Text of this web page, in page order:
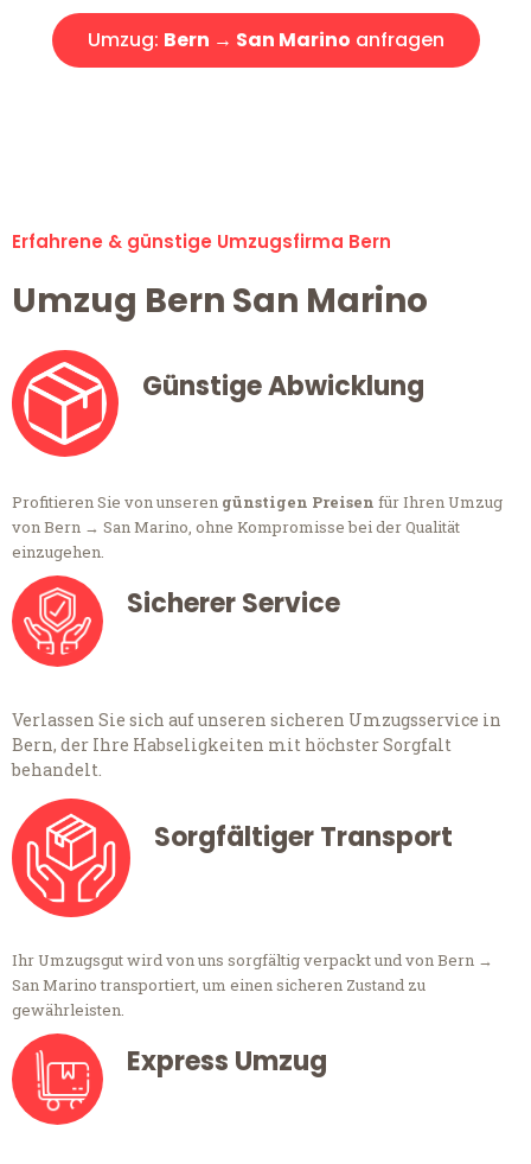
Umzug: Bern → San Marino anfragen
Erfahrene & günstige Umzugsfirma Bern
Umzug Bern San Marino
Günstige Abwicklung
Profitieren Sie von unseren günstigen Preisen für Ihren Umzug
von Bern → San Marino, ohne Kompromisse bei der Qualität
einzugehen.
Sicherer Service
Verlassen Sie sich auf unseren sicheren Umzugsservice in
Bern, der Ihre Habseligkeiten mit höchster Sorgfalt
behandelt.
Sorgfältiger Transport
Ihr Umzugsgut wird von uns sorgfältig verpackt und von Bern →
San Marino transportiert, um einen sicheren Zustand zu
gewährleisten.
Express Umzug